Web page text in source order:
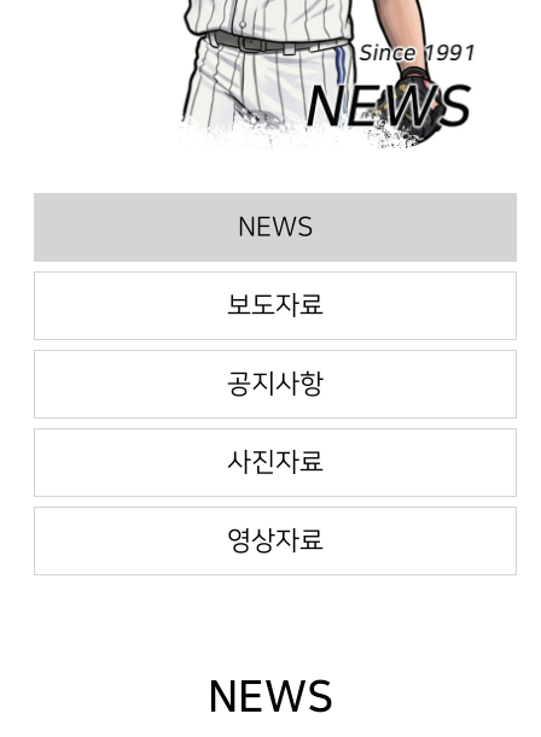
NEWS
보도자료
공지사항
사진자료
영상자료
NEWS